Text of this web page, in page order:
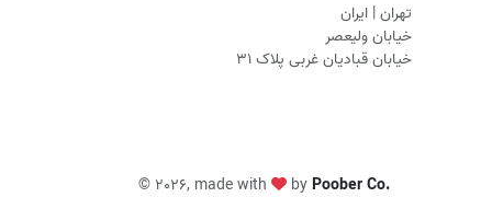
تهران | ایران
خیابان ولیعصر
خیابان قبادیان غربی پلاک ۳۱
© 2026, made with byPoober Co.